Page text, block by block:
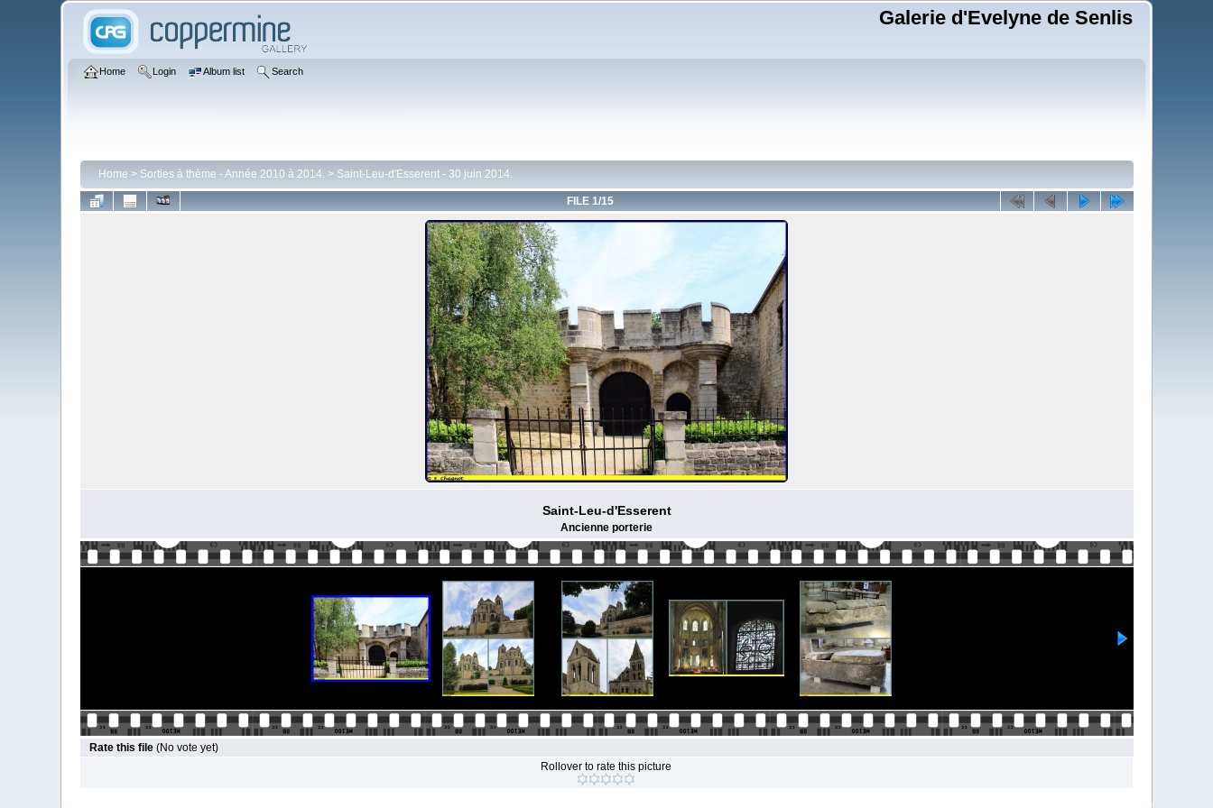
Galerie d'Evelyne de Senlis
Home Login Album list Search
Home > Sorties à thème - Année 2010 à 2014. > Saint-Leu-d'Esserent - 30 juin 2014.
FILE 1/15
Saint-Leu-d'Esserent
Ancienne porterie
Rate this file (No vote yet)
Rollover to rate this picture